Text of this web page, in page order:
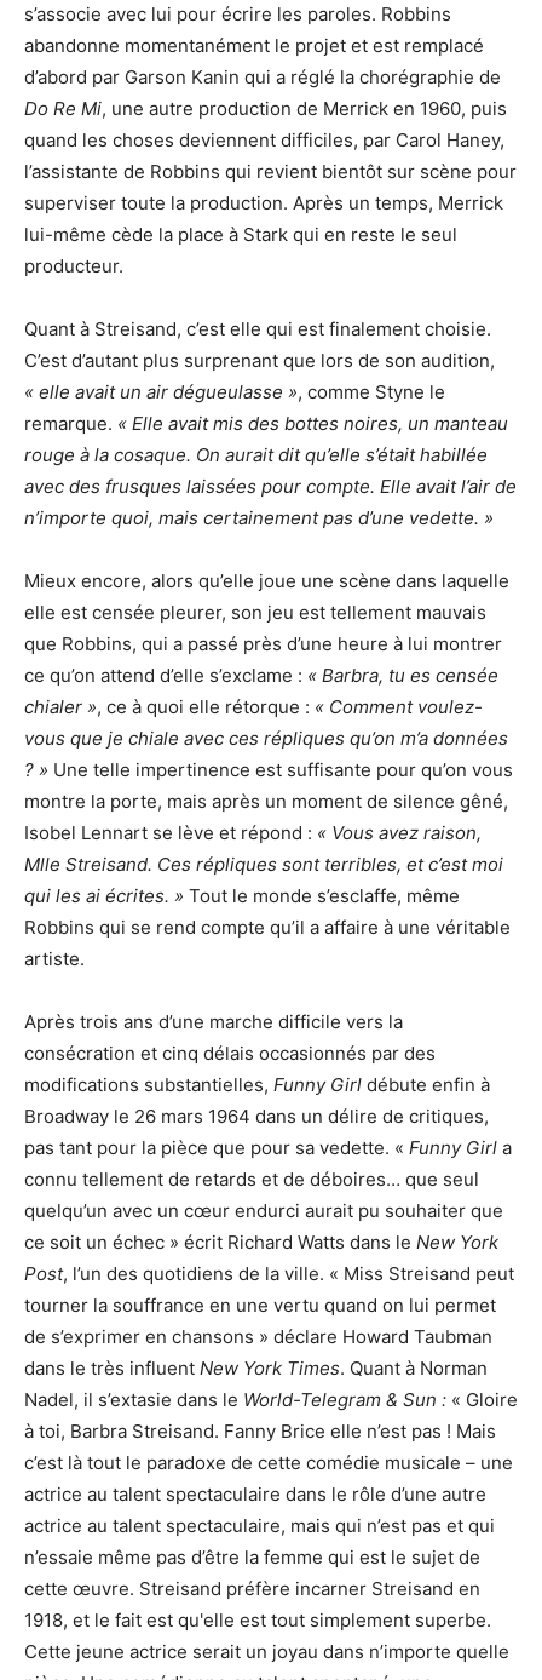
s’associe avec lui pour écrire les paroles. Robbins
abandonne momentanément le projet et est remplacé
d’abord par Garson Kanin qui a réglé la chorégraphie de
Do Re Mi, une autre production de Merrick en 1960, puis
quand les choses deviennent difficiles, par Carol Haney,
l’assistante de Robbins qui revient bientôt sur scène pour
superviser toute la production. Après un temps, Merrick
lui-même cède la place à Stark qui en reste le seul
producteur.
Quant à Streisand, c’est elle qui est finalement choisie.
C’est d’autant plus surprenant que lors de son audition,
« elle avait un air dégueulasse », comme Styne le
remarque. « Elle avait mis des bottes noires, un manteau
rouge à la cosaque. On aurait dit qu’elle s’était habillée
avec des frusques laissées pour compte. Elle avait l’air de
n’importe quoi, mais certainement pas d’une vedette. »
Mieux encore, alors qu’elle joue une scène dans laquelle
elle est censée pleurer, son jeu est tellement mauvais
que Robbins, qui a passé près d’une heure à lui montrer
ce qu’on attend d’elle s’exclame : « Barbra, tu es censée
chialer », ce à quoi elle rétorque : « Comment voulez-
vous que je chiale avec ces répliques qu’on m’a données
? » Une telle impertinence est suffisante pour qu’on vous
montre la porte, mais après un moment de silence gêné,
Isobel Lennart se lève et répond : « Vous avez raison,
Mlle Streisand. Ces répliques sont terribles, et c’est moi
qui les ai écrites. » Tout le monde s’esclaffe, même
Robbins qui se rend compte qu’il a affaire à une véritable
artiste.
Après trois ans d’une marche difficile vers la
consécration et cinq délais occasionnés par des
modifications substantielles, Funny Girl débute enfin à
Broadway le 26 mars 1964 dans un délire de critiques,
pas tant pour la pièce que pour sa vedette. « Funny Girl a
connu tellement de retards et de déboires… que seul
quelqu’un avec un cœur endurci aurait pu souhaiter que
ce soit un échec » écrit Richard Watts dans le New York
Post, l’un des quotidiens de la ville. « Miss Streisand peut
tourner la souffrance en une vertu quand on lui permet
de s’exprimer en chansons » déclare Howard Taubman
dans le très influent New York Times. Quant à Norman
Nadel, il s’extasie dans le World-Telegram & Sun : « Gloire
à toi, Barbra Streisand. Fanny Brice elle n’est pas ! Mais
c’est là tout le paradoxe de cette comédie musicale – une
actrice au talent spectaculaire dans le rôle d’une autre
actrice au talent spectaculaire, mais qui n’est pas et qui
n’essaie même pas d’être la femme qui est le sujet de
cette œuvre. Streisand préfère incarner Streisand en
1918, et le fait est qu'elle est tout simplement superbe.
Cette jeune actrice serait un joyau dans n’importe quelle